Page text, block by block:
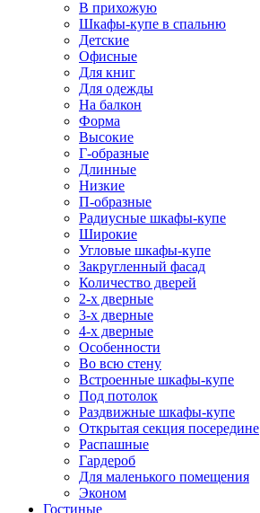
В прихожую
Шкафы-купе в спальню
Детские
Офисные
Для книг
Для одежды
На балкон
Форма
Высокие
Г-образные
Длинные
Низкие
П-образные
Радиусные шкафы-купе
Широкие
Угловые шкафы-купе
Закругленный фасад
Количество дверей
2-х дверные
3-х дверные
4-х дверные
Особенности
Во всю стену
Встроенные шкафы-купе
Под потолок
Раздвижные шкафы-купе
Открытая секция посередине
Распашные
Гардероб
Для маленького помещения
Эконом
Гостиные